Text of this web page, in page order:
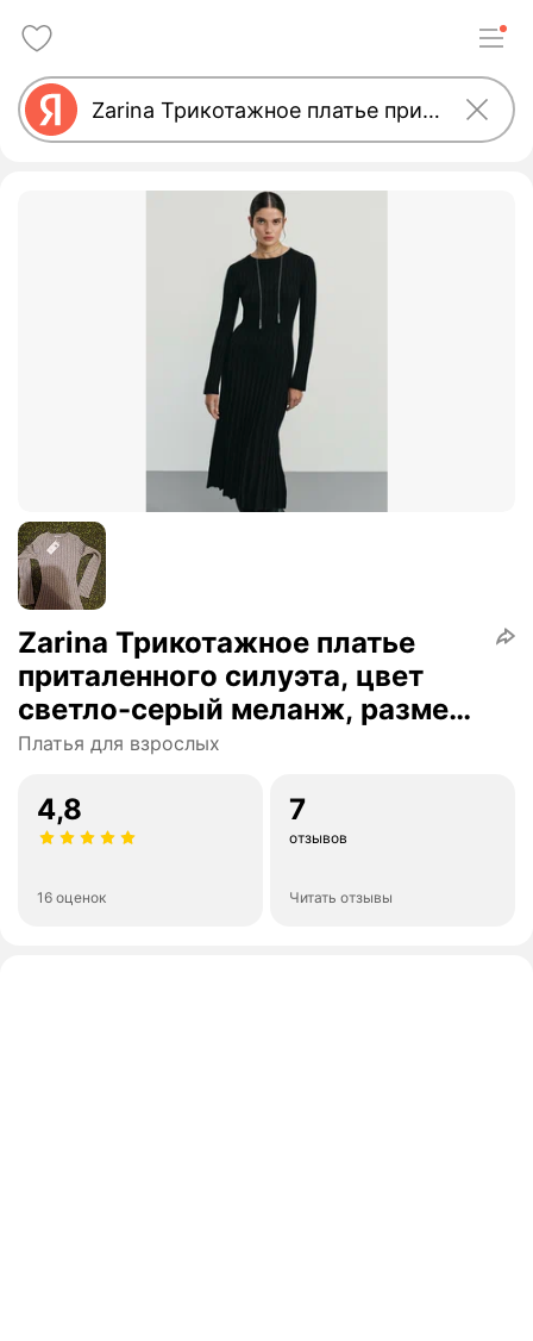
Zarina Трикотажное платье
приталенного силуэта, цвет
светло-серый меланж, размер
M, ZR2510022901-33
Платья для взрослых
4,8
16 оценок
7
отзывов
Читать отзывы